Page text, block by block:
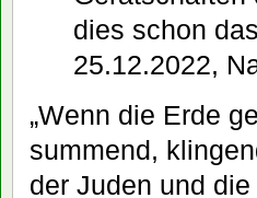
dies schon
25.12.2022,
„Wenn die Erde
summend,
der Juden und